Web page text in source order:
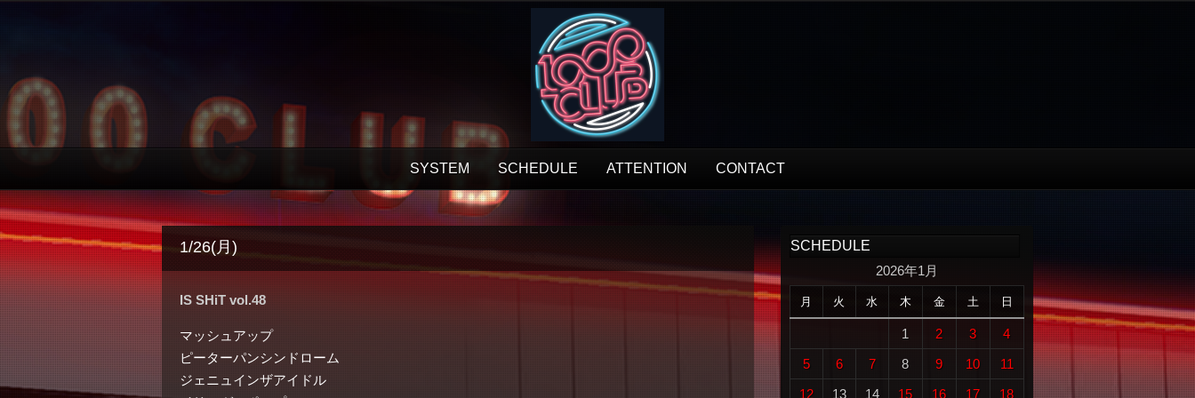
SYSTEM SCHEDULE ATTENTION CONTACT
1/26(月)
IS SHiT vol.48
マッシュアップ
ピーターパンシンドローム
ジェニュインザアイドル
SCHEDULE
2026年1月
月 火 水 木 金 土 日
1 2 3
4
5
6 7 8 9 10
11
12
13 14 15 16 17 18